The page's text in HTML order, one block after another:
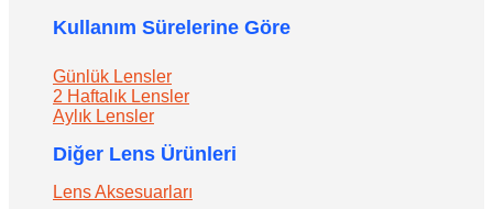
Kullanım Sürelerine Göre
Günlük Lensler
2 Haftalık Lensler
Aylık Lensler
Diğer Lens Ürünleri
Lens Aksesuarları